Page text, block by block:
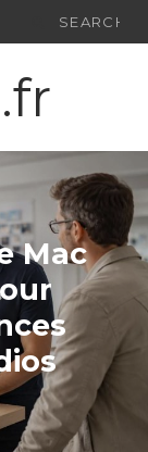
Search
Mac